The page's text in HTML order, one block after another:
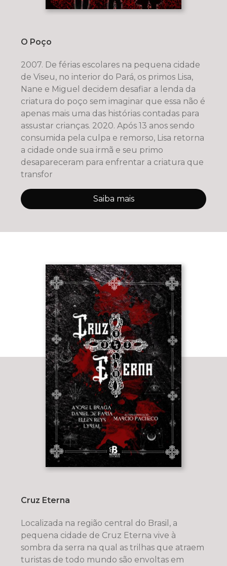
O Poço
2007. De férias escolares na pequena cidade
de Viseu, no interior do Pará, os primos Lisa,
Nane e Miguel decidem desafiar a lenda da
criatura do poço sem imaginar que essa não é
apenas mais uma das histórias contadas para
assustar crianças. 2020. Após 13 anos sendo
consumida pela culpa e remorso, Lisa retorna
a cidade onde sua irmã e seu primo
desapareceram para enfrentar a criatura que
transfor
Saiba mais
Cruz Eterna
Localizada na região central do Brasil, a
pequena cidade de Cruz Eterna vive à
sombra da serra na qual as trilhas que atraem
turistas de todo mundo são envoltas em